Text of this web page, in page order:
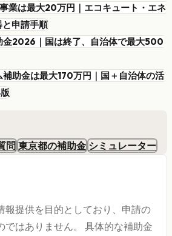
業は最大20万円｜エコキュート・エネ
申請手順
金2026｜国は終了、自治体で最大500
助金は最大170万円｜国＋自治体の活
問 東京都の補助金 シミュレーター
報提供を目的としており、申請の
ではありません。 具体的な補助金